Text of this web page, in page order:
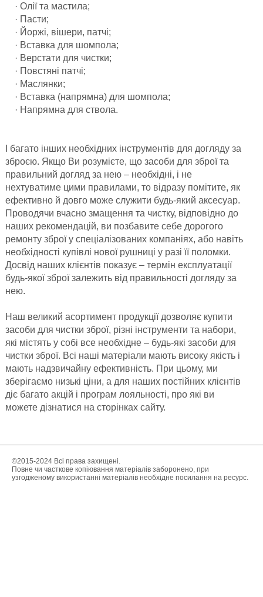
· Олії та мастила;
· Пасти;
· Йоржі, вішери, патчі;
· Вставка для шомпола;
· Верстати для чистки;
· Повстяні патчі;
· Маслянки;
· Вставка (напрямна) для шомпола;
· Напрямна для ствола.
І багато інших необхідних інструментів для догляду за
зброєю. Якщо Ви розумієте, що засоби для зброї та
правильний догляд за нею – необхідні, і не
нехтуватиме цими правилами, то відразу помітите, як
ефективно й довго може служити будь-який аксесуар.
Проводячи вчасно змащення та чистку, відповідно до
наших рекомендацій, ви позбавите себе дорогого
ремонту зброї у спеціалізованих компаніях, або навіть
необхідності купівлі нової рушниці у разі її поломки.
Досвід наших клієнтів показує – термін експлуатації
будь-якої зброї залежить від правильності догляду за
нею.
Наш великий асортимент продукції дозволяє купити
засоби для чистки зброї, різні інструменти та набори,
які містять у собі все необхідне – будь-які засоби для
чистки зброї. Всі наші матеріали мають високу якість і
мають надзвичайну ефективність. При цьому, ми
зберігаємо низькі ціни, а для наших постійних клієнтів
діє багато акцій і програм лояльності, про які ви
можете дізнатися на сторінках сайту.
©2015-2024 Всі права захищені.
Повне чи часткове копіювання матеріалів заборонено, при
узгодженому використанні матеріалів необхідне посилання на ресурс.